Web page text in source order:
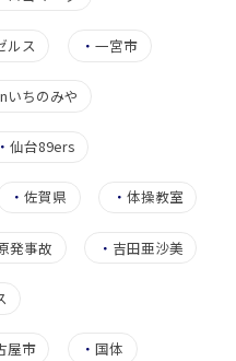
ルス ・一宮市
いちのみや
・仙台89ers
・佐賀県 ・ 体操教室
発事故 ・ 吉田亜沙美
屋市 ・国体